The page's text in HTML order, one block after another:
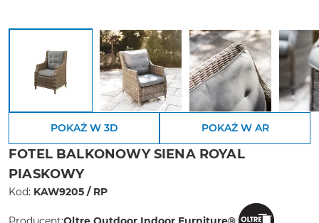
POKAŻ W 3D POKAŻ W AR
FOTEL BALKONOWY SIENA ROYAL
PIASKOWY
Kod: KAW9205 / RP